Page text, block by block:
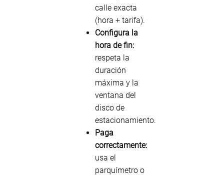
calle exacta
(hora + tarifa).
Configura la
hora de fin:
respeta la
duración
máxima y la
ventana del
disco de
estacionamiento.
Paga
correctamente:
usa el
parquímetro o